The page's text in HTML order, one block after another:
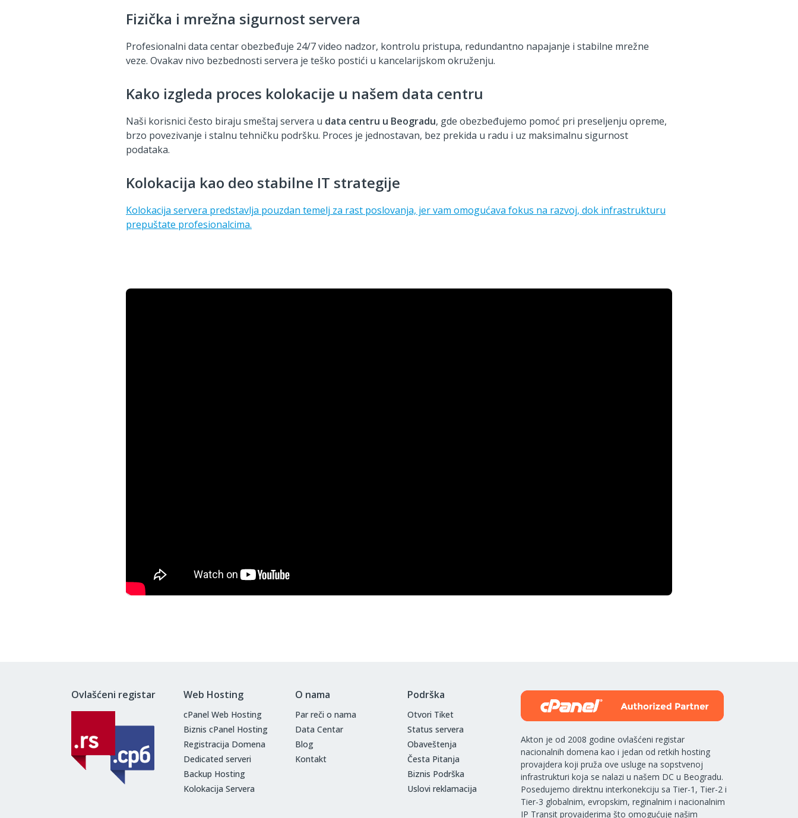
Fizička i mrežna sigurnost servera
Profesionalni data centar obezbeđuje 24/7 video nadzor, kontrolu pristupa, redundantno napajanje i stabilne mrežne
veze. Ovakav nivo bezbednosti servera je teško postići u kancelarijskom okruženju.
Kako izgleda proces kolokacije u našem data centru
Naši korisnici često biraju smeštaj servera u data centru u Beogradu, gde obezbeđujemo pomoć pri preseljenju opreme,
brzo povezivanje i stalnu tehničku podršku. Proces je jednostavan, bez prekida u radu i uz maksimalnu sigurnost
podataka.
Kolokacija kao deo stabilne IT strategije
Kolokacija servera predstavlja pouzdan temelj za rast poslovanja, jer vam omogućava fokus na razvoj, dok infrastrukturu
prepuštate profesionalcima.
Ovlašćeni registar Web Hosting
cPanel Web Hosting
Biznis cPanel Hosting
Registracija Domena
Dedicated serveri
Backup Hosting
Kolokacija Servera
O nama
Par reči o nama
Data Centar
Blog
Kontakt
Podrška
Otvori Tiket
Status servera
Obaveštenja
Česta Pitanja
Biznis Podrška
Uslovi reklamacija
Akton je od 2008 godine ovlašćeni registar
nacionalnih domena kao i jedan od retkih hosting
provajdera koji pruža ove usluge na sopstvenoj
infrastrukturi koja se nalazi u našem DC u Beogradu.
Posedujemo direktnu interkonekciju sa Tier-1, Tier-2 i
Tier-3 globalnim, evropskim, reginalnim i nacionalnim
IP Transit provajderima što omogućuje našim